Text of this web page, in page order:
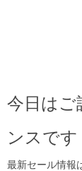
今日はご
ンスです
最新セール情報